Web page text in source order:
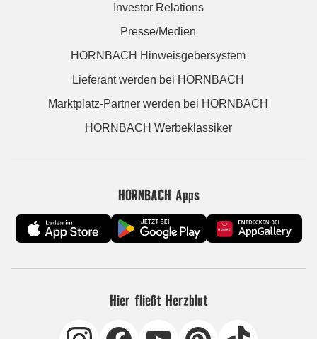
Investor Relations
Presse/Medien
HORNBACH Hinweisgebersystem
Lieferant werden bei HORNBACH
Marktplatz-Partner werden bei HORNBACH
HORNBACH Werbeklassiker
HORNBACH Apps
Hier fließt Herzblut